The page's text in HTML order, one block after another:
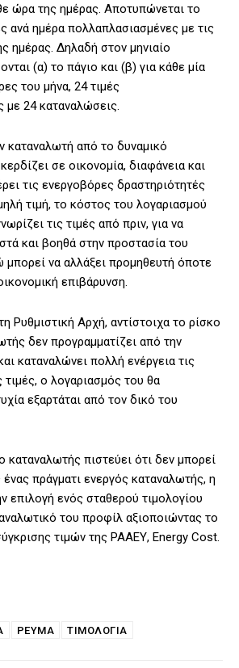
ώρα της ημέρας. Αποτυπώνεται το
ανά ημέρα πολλαπλασιασμένες με τις
ημέρας. Δηλαδή στον μηνιαίο
(α) το πάγιο και (β) για κάθε μία
του μήνα, 24 τιμές
με 24 καταναλώσεις.
καταναλωτή από το δυναμικό
σε οικονομία, διαφάνεια και
τις ενεργοβόρες δραστηριότητές
τιμή, το κόστος του λογαριασμού
τις τιμές από πριν, για να
και βοηθά στην προστασία του
μπορεί να αλλάξει προμηθευτή όποτε
επιβάρυνση.
Ρυθμιστική Αρχή, αντίστοιχα το ρίσκο
δεν προγραμματίζει από την
καταναλώνει πολλή ενέργεια τις
ο λογαριασμός του θα
εξαρτάται από τον δικό του
πιστεύει ότι δεν μπορεί
πράγματι ενεργός καταναλωτής, η
επιλογή ενός σταθερού τιμολογίου
του προφίλ αξιοποιώντας το
τιμών της ΡΑΑΕΥ, Energy Cost.
ΡΕΥΜΑ ΤΙΜΟΛΌΓΙΑ